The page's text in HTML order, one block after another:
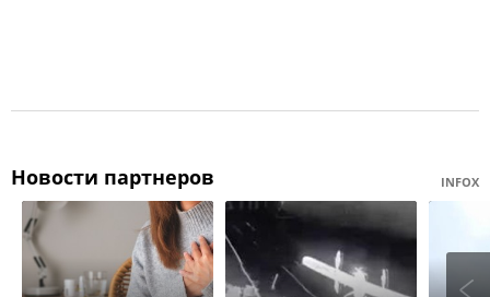
Новости партнеров INFOX